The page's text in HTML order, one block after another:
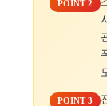
POINT 2
POINT 3